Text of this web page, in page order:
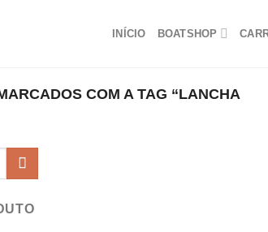
INÍCIO BOATSHOP
COM A TAG “LANCHA